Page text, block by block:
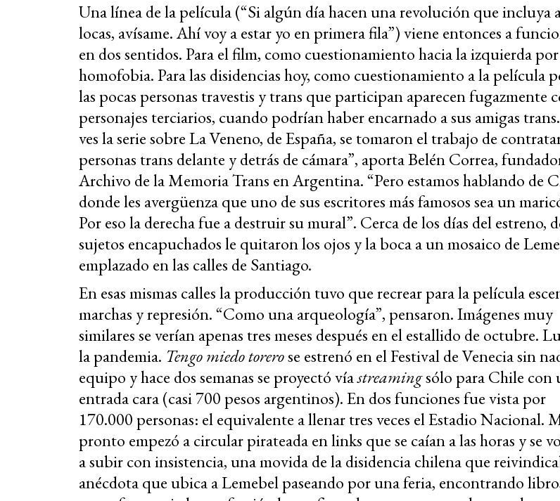
Una línea de la película (“Si algún día hacen una revolución que incluya
locas, avísame. Ahí voy a estar yo en primera fila”) viene entonces a
en dos sentidos. Para el film, como cuestionamiento hacia la izquierda
homofobia. Para las disidencias hoy, como cuestionamiento a la película
las pocas personas travestis y trans que participan aparecen fugazmente
personajes terciarios, cuando podrían haber encarnado a sus amigas
ves la serie sobre La Veneno, de España, se tomaron el trabajo de
personas trans delante y detrás de cámara”, aporta Belén Correa,
Archivo de la Memoria Trans en Argentina. “Pero estamos hablando de
donde les avergüenza que uno de sus escritores más famosos sea un
Por eso la derecha fue a destruir su mural”. Cerca de los días del estreno,
sujetos encapuchados le quitaron los ojos y la boca a un mosaico de
emplazado en las calles de Santiago.
En esas mismas calles la producción tuvo que recrear para la película
marchas y represión. “Como una arqueología”, pensaron. Imágenes muy
similares se verían apenas tres meses después en el estallido de octubre.
la pandemia. Tengo miedo torerose estrenó en el Festival de Venecia sin
equipo y hace dos semanas se proyectó víastreamingsólo para Chile con
entrada cara (casi 700 pesos argentinos). En dos funciones fue vista por
170.000 personas: el equivalente a llenar tres veces el Estadio Nacional.
pronto empezó a circular pirateada en links que se caían a las horas y se
a subir con insistencia, una movida de la disidencia chilena que
anécdota que ubica a Lemebel paseando por una feria, encontrando